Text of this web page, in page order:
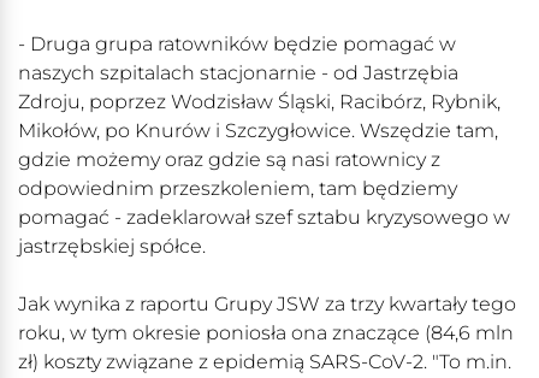
- Druga grupa ratowników będzie pomagać w
naszych szpitalach stacjonarnie - od Jastrzębia
Zdroju, poprzez Wodzisław Śląski, Racibórz, Rybnik,
Mikołów, po Knurów i Szczygłowice. Wszędzie tam,
gdzie możemy oraz gdzie są nasi ratownicy z
odpowiednim przeszkoleniem, tam będziemy
pomagać - zadeklarował szef sztabu kryzysowego w
jastrzębskiej spółce.
Jak wynika z raportu Grupy JSW za trzy kwartały tego
roku, w tym okresie poniosła ona znaczące (84,6 mln
zł) koszty związane z epidemią SARS-CoV-2. "To m.in.